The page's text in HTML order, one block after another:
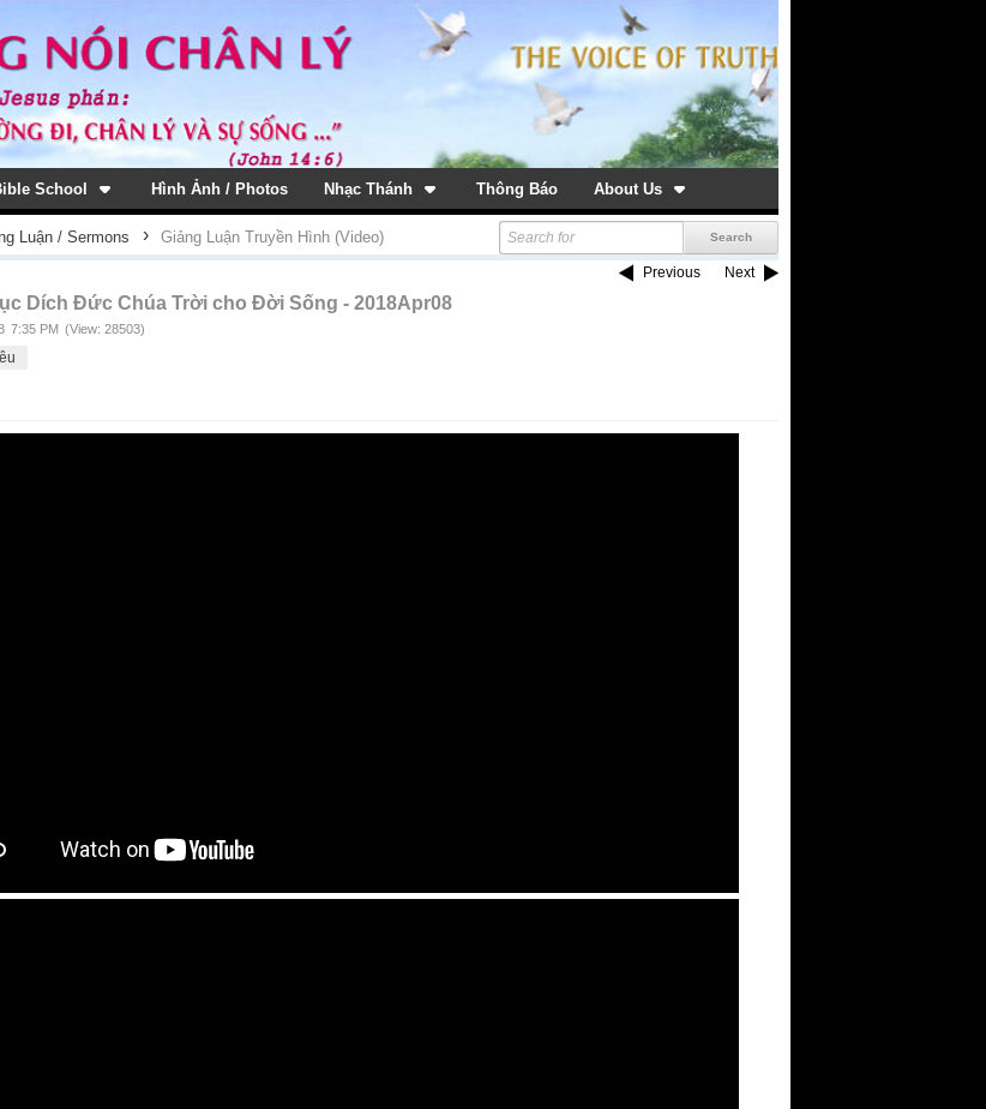
School Hình Ảnh / Photos Nhạc Thánh Thông Báo About Us
Luận / Sermons › Giảng Luận Truyền Hình (Video)
Previous Next
Dích Đức Chúa Trời cho Đời Sống - 2018Apr08
7:35 PM (View: 28503)